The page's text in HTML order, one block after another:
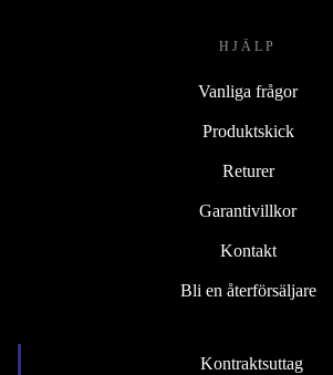
HJÄLP
Vanliga frågor
Produktskick
Returer
Garantivillkor
Kontakt
Bli en återförsäljare
Kontraktsuttag